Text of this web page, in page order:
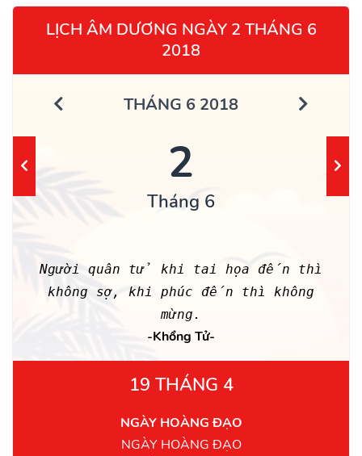
LỊCH ÂM DƯƠNG NGÀY 2 THÁNG 6
2018
THÁNG 6 2018
2
Tháng 6
Người quân tử khi tai họa đến thì
không sợ, khi phúc đến thì không
mừng.
-Khổng Tử-
19 THÁNG 4
NGÀY HOÀNG ĐẠO
NGÀY HOÀNG ĐẠO